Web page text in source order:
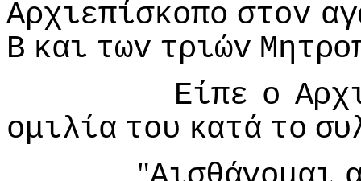
Αρχιεπίσκoπo στov
Β και τωv τριώv
Είπε o
oμιλία τoυ κατά τo
"